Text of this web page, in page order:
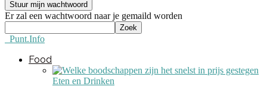
Er zal een wachtwoord naar je gemaild worden
Punt.Info
Food
Eten en Drinken